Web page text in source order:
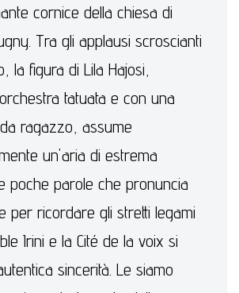
cornice della chiesa di
Tra gli applausi scroscianti
la figura di Lila Hajosi,
tatuata e con una
ragazzo, assume
un'aria di estrema
poche parole che pronuncia
per ricordare gli stretti legami
Irini e la Cité de la voix si
sincerità. Le siamo